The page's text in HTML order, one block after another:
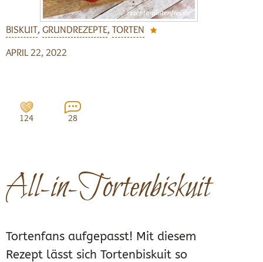
BISKUIT, GRUNDREZEPTE, TORTEN
APRIL 22, 2022
124 28
All-in-Tortenbiskuit
Tortenfans aufgepasst! Mit diesem
Rezept lässt sich Tortenbiskuit so